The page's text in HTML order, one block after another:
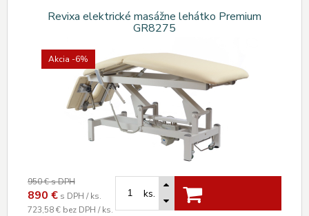
Revixa elektrické masážne lehátko Premium
GR8275
Akcia -6%
950 €s DPH
890 € s DPH / ks.
723,58 € bez DPH / ks.
ks.